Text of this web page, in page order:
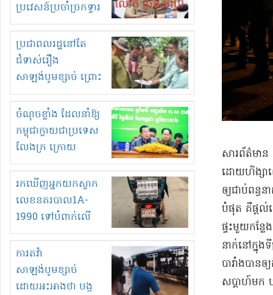
ប្រវេសន៍ប្រចាំច្រកទ្វារ
ព្រំដែនភ្នំឌិន និងឈ្មួញ
មួយចំនួនទៀត
កំពង់តែគុបគិតគ្នា
ធ្វើសកម្មភាពរកស៊ីនិង
ស្តុកទំនិញគេចពន្ធ?
ប្រជាពលរដ្ឋនៅតែ
ជំទាស់រឿង
សាឡង់បូមខ្សាច់ ព្រោះ
ខ្លាចបាក់ច្រាំងទៀត!
ចំណុចខ្លាំង ដែលនាំឱ្យ
កម្ពុជាក្លាយជាប្រទេស
លែងក្រ ក្រោយ
ឆ្នាំ២០៣០
រកឃើញអ្នកយកស្លាក
លេខនគរបាល1A-
1990 ទៅបំពាក់លើ
ម៉ូតូរបស់ខ្លួន ដាកផ្លាក
រត់ឌុបហើយ
ការតវ៉ា
សាឡង់បូមខ្សាច់
ដោយអះអាងថា បង្ក
សារព័ត៌មា
ដោយ​ហិង្សា​
ឲ្យ​ជាប់ពន្ធ
បំផុត គឺ​ផ្តល់​
ផ្ទះ​មួយកន្ល
នាក់​នៅក្នុង​
បារាំង​បាន​
សប្តាហ៍​មក